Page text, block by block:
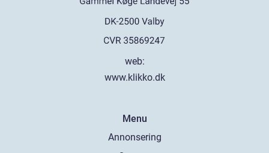
web:
www.klikko.dk
Menu
Annonsering